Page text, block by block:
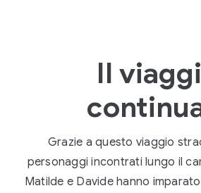
Il
Grazie a questo viaggio
personaggi incontrati lungo il
Matilde e Davide hanno